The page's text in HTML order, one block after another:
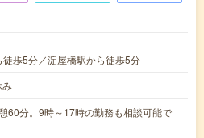
歩5分／淀屋橋駅から徒歩5分
分。9時～17時の勤務も相談可能で